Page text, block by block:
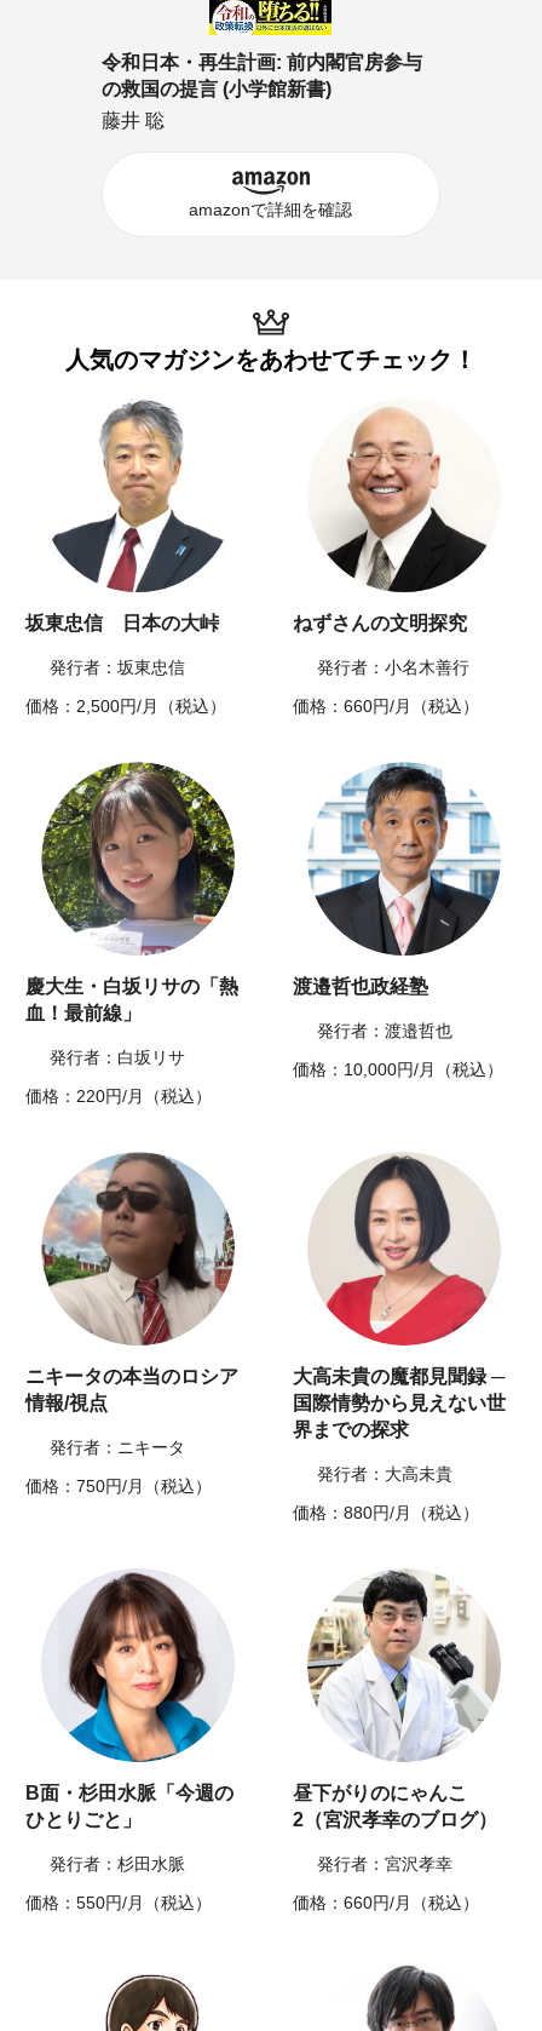
令和日本・再生計画: 前内閣官房参与
の救国の提言 (小学館新書)
藤井 聡
amazonで詳細を確認
人気のマガジンをあわせてチェック！
坂東忠信 日本の大峠
発行者：坂東忠信
価格：2,500円/月（税込）
ねずさんの文明探究
発行者：小名木善行
価格：660円/月（税込）
慶大生・白坂リサの「熱
血！最前線」
発行者：白坂リサ
価格：220円/月（税込）
渡邉哲也政経塾
発行者：渡邉哲也
価格：10,000円/月（税込）
ニキータの本当のロシア
情報/視点
発行者：ニキータ
価格：750円/月（税込）
大高未貴の魔都見聞録 ─
国際情勢から見えない世
界までの探求
発行者：大高未貴
価格：880円/月（税込）
B面・杉田水脈「今週の
ひとりごと」
発行者：杉田水脈
価格：550円/月（税込）
昼下がりのにゃんこ
2（宮沢孝幸のブログ）
発行者：宮沢孝幸
価格：660円/月（税込）